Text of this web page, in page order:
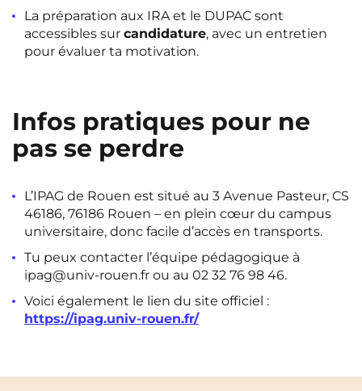
La préparation aux IRA et le DUPAC sont
accessibles sur candidature, avec un entretien
pour évaluer ta motivation.
Infos pratiques pour ne
pas se perdre
L’IPAG de Rouen est situé au 3 Avenue Pasteur, CS
46186, 76186 Rouen – en plein cœur du campus
universitaire, donc facile d’accès en transports.
Tu peux contacter l’équipe pédagogique à
ipag@univ-rouen.fr ou au 02 32 76 98 46.
Voici également le lien du site officiel :
https://ipag.univ-rouen.fr/